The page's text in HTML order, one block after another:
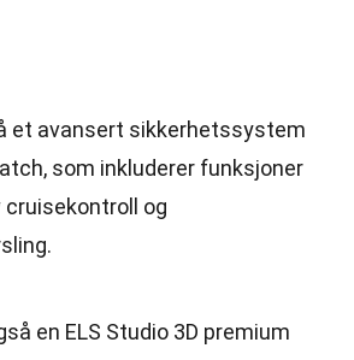
et avansert sikkerhetssystem
som inkluderer funksjoner
og
en ELS Studio 3D premium